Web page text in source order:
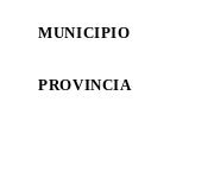
MUNICIPIO
PROVINCIA